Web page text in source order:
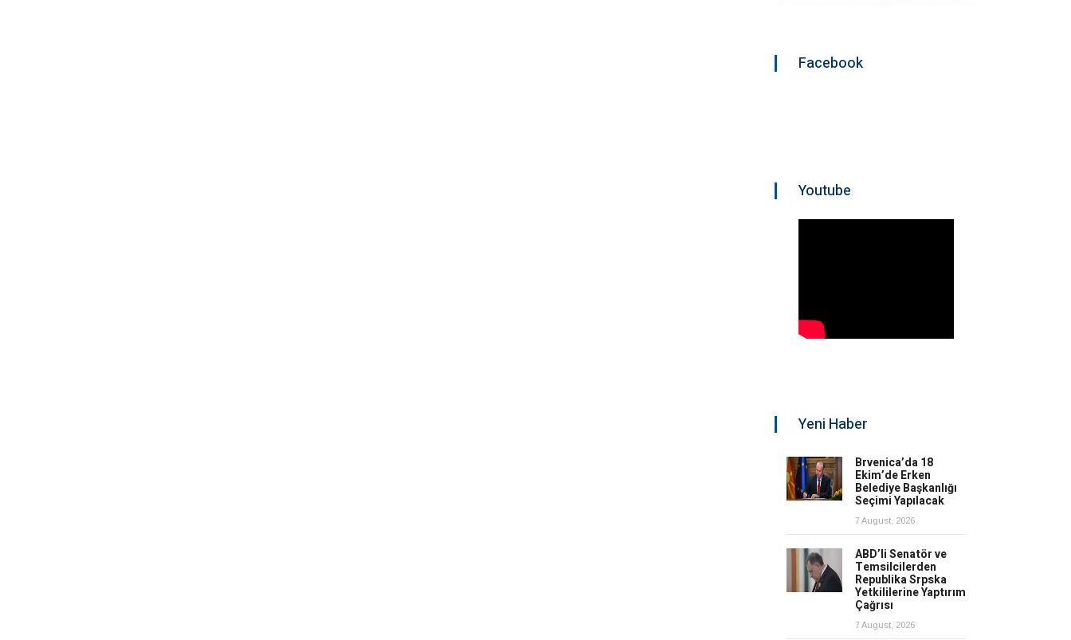
Facebook
Youtube
Yeni Haber
Brvenica’da 18
Ekim’de Erken
Belediye Başkanlığı
Seçimi Yapılacak
7 August, 2026
ABD’li Senatör ve
Temsilcilerden
Republika Srpska
Yetkililerine Yaptırım
Çağrısı
7 August, 2026